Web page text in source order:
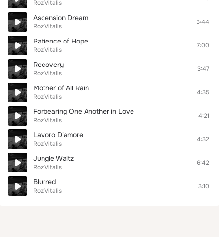
Roz Vitalis
Ascension Dream
Roz Vitalis
3:44
Patience of Hope
Roz Vitalis
7:00
Recovery
Roz Vitalis
3:47
Mother of All Rain
Roz Vitalis
4:35
Forbearing One Another in Love
Roz Vitalis
4:21
Lavoro D'amore
Roz Vitalis
4:32
Jungle Waltz
Roz Vitalis
6:42
Blurred
Roz Vitalis
3:10